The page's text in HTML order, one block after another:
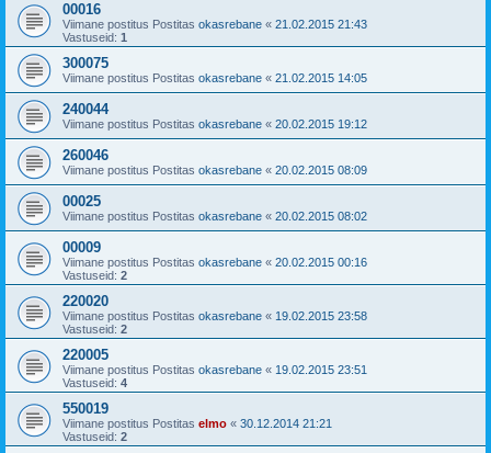
00016
Viimane postitus Postitas okasrebane « 21.02.2015 21:43
Vastuseid: 1
300075
Viimane postitus Postitas okasrebane « 21.02.2015 14:05
240044
Viimane postitus Postitas okasrebane « 20.02.2015 19:12
260046
Viimane postitus Postitas okasrebane « 20.02.2015 08:09
00025
Viimane postitus Postitas okasrebane « 20.02.2015 08:02
00009
Viimane postitus Postitas okasrebane « 20.02.2015 00:16
Vastuseid: 2
220020
Viimane postitus Postitas okasrebane « 19.02.2015 23:58
Vastuseid: 2
220005
Viimane postitus Postitas okasrebane « 19.02.2015 23:51
Vastuseid: 4
550019
Viimane postitus Postitas elmo « 30.12.2014 21:21
Vastuseid: 2